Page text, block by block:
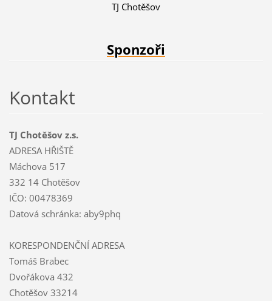
TJ Chotěšov
Sponzoři
Kontakt
TJ Chotěšov z.s.
ADRESA HŘIŠTĚ
Máchova 517
332 14 Chotěšov
IČO: 00478369
Datová schránka: aby9phq
KORESPONDENČNÍ ADRESA
Tomáš Brabec
Dvořákova 432
Chotěšov 33214